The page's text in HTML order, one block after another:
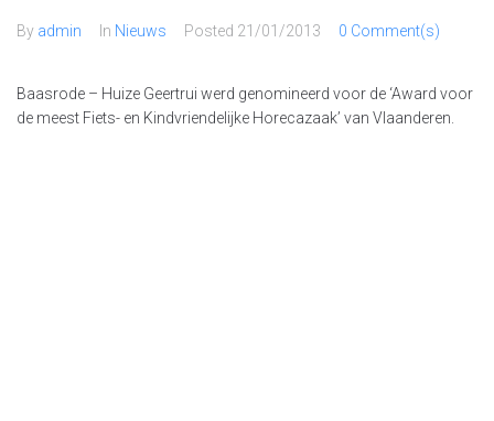
By admin In Nieuws Posted 21/01/2013 0 Comment(s)
Baasrode – Huize Geertrui werd genomineerd voor de ‘Award voor
de meest Fiets- en Kindvriendelijke Horecazaak’ van Vlaanderen.